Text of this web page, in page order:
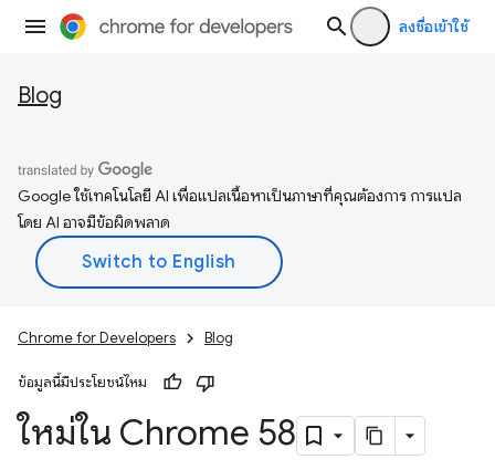
ลงชื่อเข้าใช้
Blog
Google ใช้เทคโนโลยี AI เพื่อแปลเนื้อหาเป็นภาษาที่คุณต้องการ การแปล
โดย AI อาจมีข้อผิดพลาด
Chrome for Developers Blog
ข้อมูลนี้มีประโยชน์ไหม
ใหม่ใน Chrome 58